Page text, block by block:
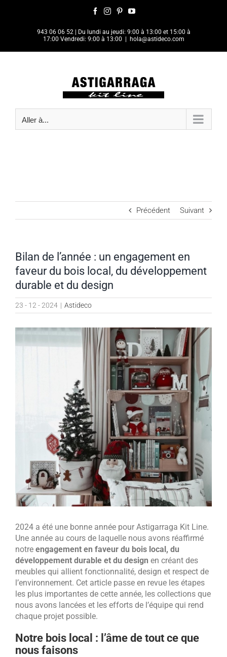
Facebook
InstagramPinterestYouTube
943 06 06 52
| Du lundi au jeudi: 9:00 à 13:00 et 15:00 à
17:00 Vendredi: 9:00 à 13:00
hola@astideco.com
Aller à...
Précédent Suivant
Bilan de l’année : un engagement en
faveur du bois local, du développement
durable et du design
23 - 12 - 2024 | Astideco
Voir
l'image
2024 a été une bonne année pour Astigarraga Kit Line.
Une année au cours de laquelle nous avons réaffirmé
notre engagement en faveur du bois local, du
développement durable et du design en créant des
meubles qui allient fonctionnalité, design et respect de
l’environnement. Cet article passe en revue les étapes
les plus importantes de cette année, les collections que
nous avons lancées et les efforts de l’équipe qui rend
chaque projet possible.
Notre bois local : l’âme de tout ce que
nous faisons